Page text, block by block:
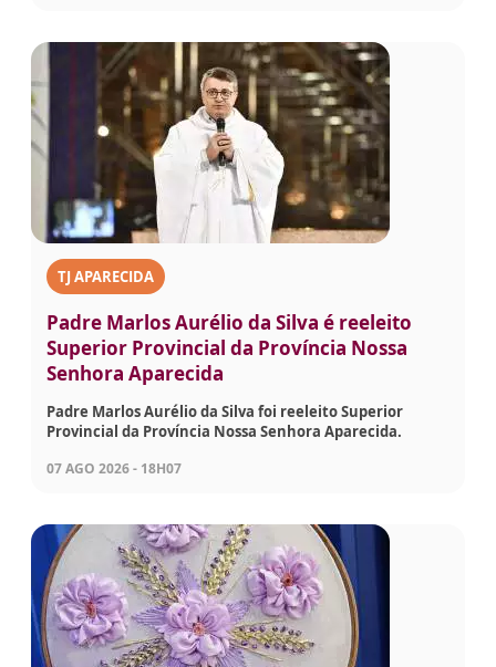
TJ APARECIDA
Padre Marlos Aurélio da Silva é reeleito
Superior Provincial da Província Nossa
Senhora Aparecida
Padre Marlos Aurélio da Silva foi reeleito Superior
Provincial da Província Nossa Senhora Aparecida.
07 AGO 2026 - 18H07